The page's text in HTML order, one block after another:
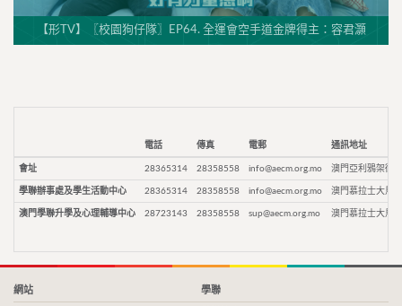
【形TV】〖校園狗仔隊〗EP64. 全運會空手道金牌得主：容君灝
電話 傳真 電郵 通訊地址
會址 28365314 28358558 info@aecm.org.mo 澳門亞利鴉架街9
學聯辦事處及學生活動中心 28365314 28358558 info@aecm.org.mo 澳門慕拉士大馬
澳門學聯升學及心理輔導中心 28723143 28358558 sup@aecm.org.mo 澳門慕拉士大馬
網站 學聯